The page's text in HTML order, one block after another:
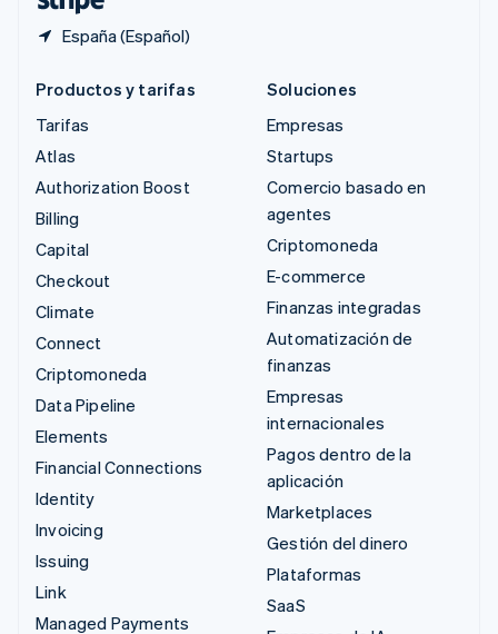
España (Español)
Productos y tarifas
Tarifas
Atlas
Authorization Boost
Billing
Capital
Checkout
Climate
Connect
Criptomoneda
Data Pipeline
Elements
Financial Connections
Identity
Invoicing
Issuing
Link
Managed Payments
Soluciones
Empresas
Startups
Comercio basado en
agentes
Criptomoneda
E-commerce
Finanzas integradas
Automatización de
finanzas
Empresas
internacionales
Pagos dentro de la
aplicación
Marketplaces
Gestión del dinero
Plataformas
SaaS